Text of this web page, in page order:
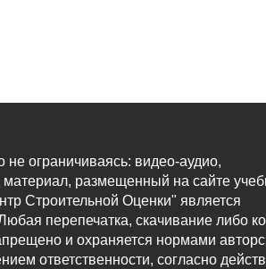
ограничиваясь: видео-аудио,
размещенный на сайте
Строительной Оценки" является
перепечатка, скачивание либо
и охраняется нормами
ответственности, согласно